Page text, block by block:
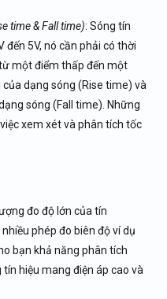
time & Fall time): Sóng tín
đến 5V, nó cần phải có thời
một điểm thấp đến một
dạng sóng (Rise time) và
sóng (Fall time). Những
xem xét và phân tích tốc
đo độ lớn của tín
phép đo biên độ ví dụ
bạn khả năng phân tích
hiệu mang điện áp cao và